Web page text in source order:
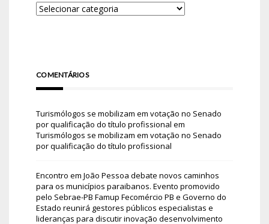
COMENTÁRIOS
Turismólogos se mobilizam em votação no Senado
por qualificação do título profissional em
Turismólogos se mobilizam em votação no Senado
por qualificação do título profissional
Encontro em João Pessoa debate novos caminhos
para os municípios paraibanos. Evento promovido
pelo Sebrae-PB Famup Fecomércio PB e Governo do
Estado reunirá gestores públicos especialistas e
lideranças para discutir inovação desenvolvimento